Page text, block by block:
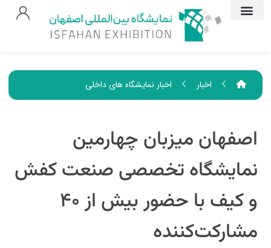
اخبار اخبار نمایشگاه های داخلی
اصفهان میزبان چهارمین
نمایشگاه تخصصی صنعت کفش
و کیف با حضور بیش از ۴۰
مشارکت‌کننده